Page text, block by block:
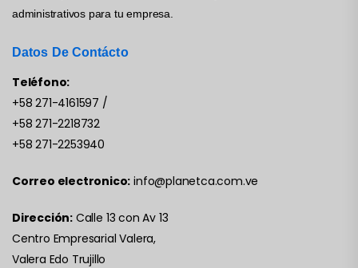
administrativos para tu empresa.
Datos De Contácto
Teléfono:
+58 271-4161597 /
+58 271-2218732
+58 271-2253940
Correo electronico: info@planetca.com.ve
Dirección: Calle 13 con Av 13
Centro Empresarial Valera,
Valera Edo Trujillo